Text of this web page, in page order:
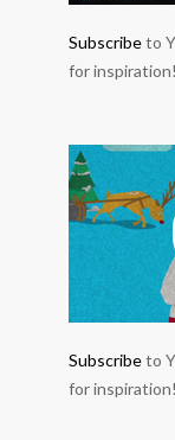
Subscribeto
for inspiration!
Subscribeto
for inspiration!